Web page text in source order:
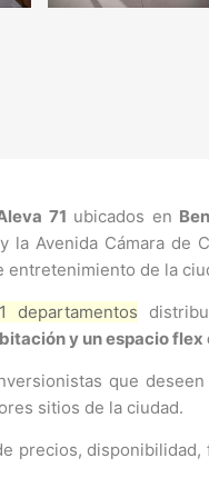
71 ubicados en
la Avenida Cámara de
de la
departamentos
y un espacio flex
que
sitios de la ciudad.
precios,